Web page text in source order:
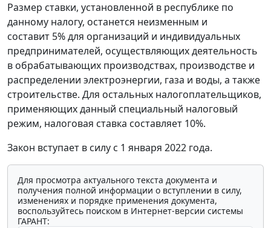
Размер ставки, установленной в республике по
данному налогу, останется неизменным и
составит 5% для организаций и индивидуальных
предпринимателей, осуществляющих деятельность
в обрабатывающих производствах, производстве и
распределении электроэнергии, газа и воды, а также
строительстве. Для остальных налогоплательщиков,
применяющих данный специальный налоговый
режим, налоговая ставка составляет 10%.
Закон вступает в силу с 1 января 2022 года.
Для просмотра актуального текста документа и
получения полной информации о вступлении в силу,
изменениях и порядке применения документа,
воспользуйтесь поиском в Интернет-версии системы
ГАРАНТ: